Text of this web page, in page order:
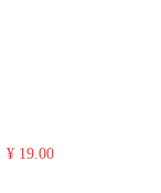
¥ 19.00